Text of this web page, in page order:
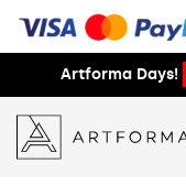
Artforma Days!